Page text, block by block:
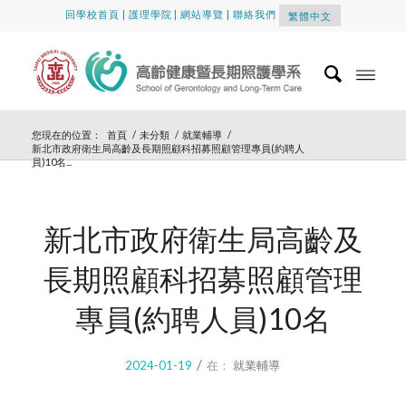
回學校首頁 | 護理學院 |網站導覽 |聯絡我們 繁體中文
您現在的位置： 首頁 / 未分類 / 就業輔導 /
新北市政府衛生局高齡及長期照顧科招募照顧管理專員(約聘人
員)10名...
新北市政府衛生局高齡及
長期照顧科招募照顧管理
專員(約聘人員)10名
2024-01-19 / 在： 就業輔導